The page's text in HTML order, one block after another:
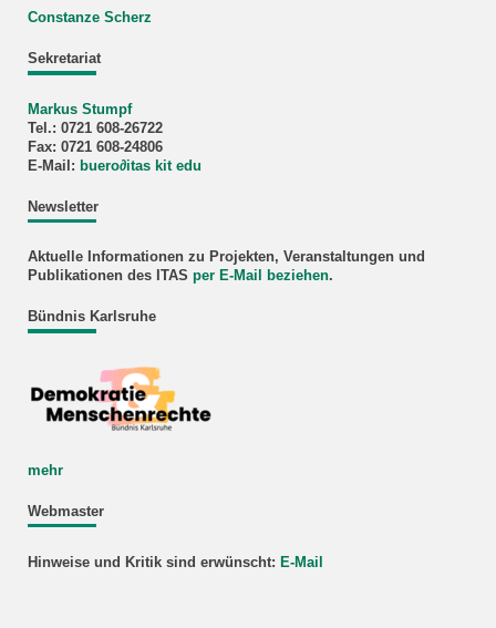
Constanze Scherz
Sekretariat
Markus Stumpf
Tel.: 0721 608-26722
Fax: 0721 608-24806
E-Mail: buero∂itas kit edu
Newsletter
Aktuelle Informationen zu Projekten, Veranstaltungen und
Publikationen des ITAS per E-Mail beziehen.
Bündnis Karlsruhe
mehr
Webmaster
Hinweise und Kritik sind erwünscht: E-Mail